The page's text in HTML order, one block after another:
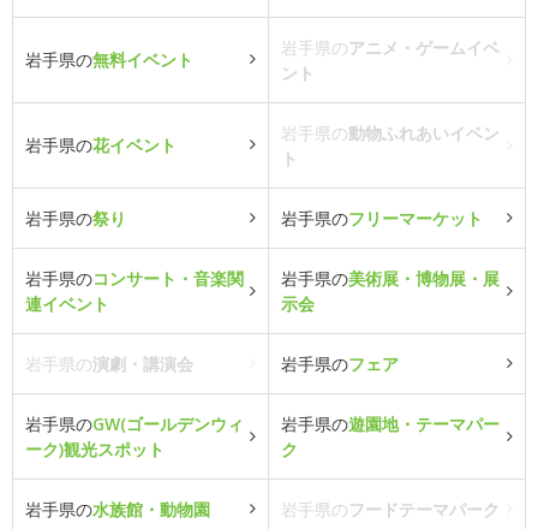
岩手県の無料イベント
岩手県のアニメ・ゲームイベ
ント
岩手県の花イベント
岩手県の動物ふれあいイベン
ト
岩手県の祭り 岩手県のフリーマーケット
岩手県のコンサート・音楽関
連イベント
岩手県の美術展・博物展・展
示会
岩手県の演劇・講演会 岩手県のフェア
岩手県のGW(ゴールデンウィ
ーク)観光スポット
岩手県の遊園地・テーマパー
ク
岩手県の水族館・動物園 岩手県のフードテーマパーク